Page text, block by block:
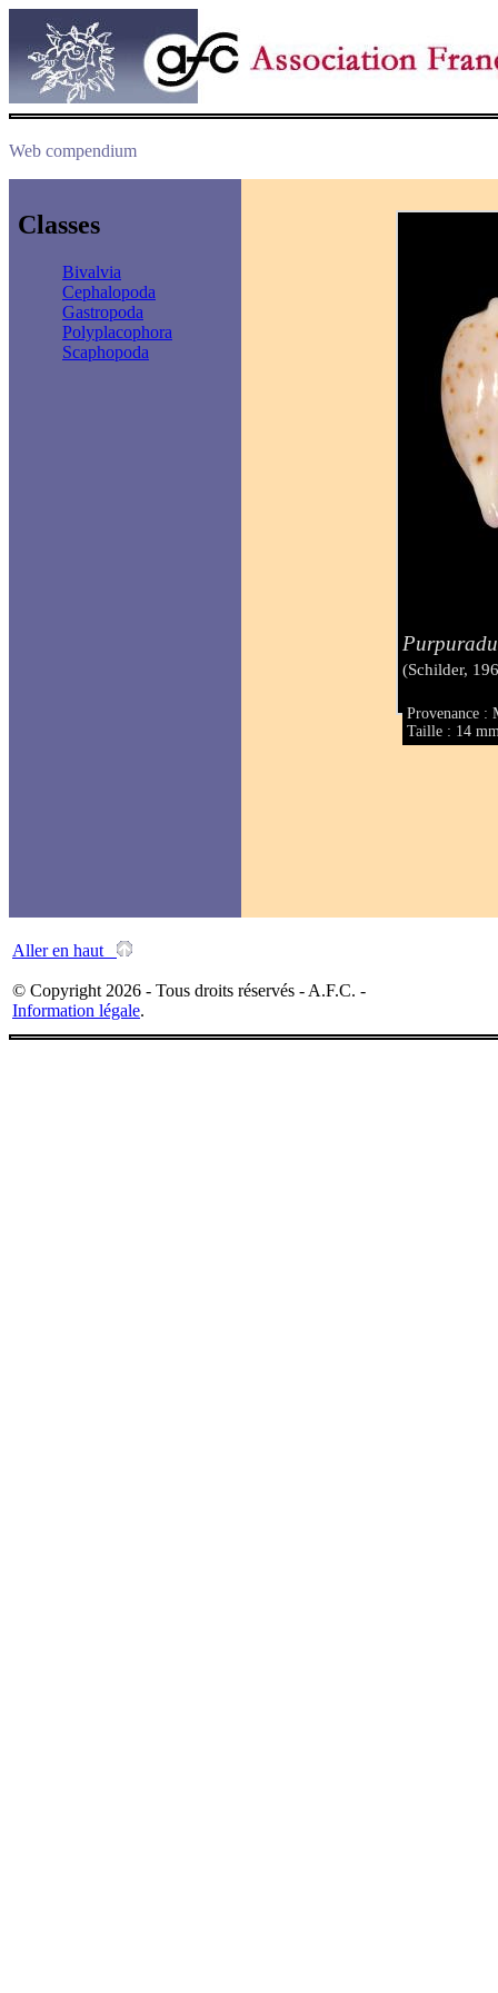
Web compendium
Classes
Bivalvia
Cephalopoda
Gastropoda
Polyplacophora
Scaphopoda
(Schilder,
Provenance :
Taille : 14
Aller en haut
© Copyright 2026 - Tous droits réservés - A.F.C. -
Information légale.